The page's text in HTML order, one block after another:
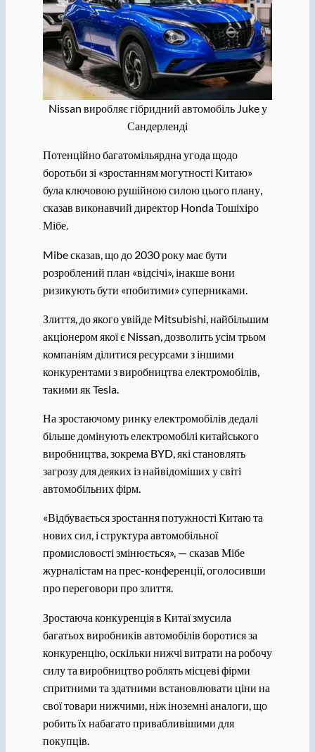
Nissan виробляє гібридний автомобіль Juke у
Сандерленді
Потенційно багатомільярдна угода щодо
боротьби зі «зростанням могутності Китаю»
була ключовою рушійною силою цього плану,
сказав виконавчий директор Honda Тошіхіро
Мібе.
Mibe сказав, що до 2030 року має бути
розроблений план «відсічі», інакше вони
ризикують бути «побитими» суперниками.
Злиття, до якого увійде Mitsubishi, найбільшим
акціонером якої є Nissan, дозволить усім трьом
компаніям ділитися ресурсами з іншими
конкурентами з виробництва електромобілів,
такими як Tesla.
На зростаючому ринку електромобілів дедалі
більше домінують електромобілі китайського
виробництва, зокрема BYD, які становлять
загрозу для деяких із найвідоміших у світі
автомобільних фірм.
«Відбувається зростання потужності Китаю та
нових сил, і структура автомобільної
промисловості змінюється», — сказав Мібе
журналістам на прес-конференції, оголосивши
про переговори про злиття.
Зростаюча конкуренція в Китаї змусила
багатьох виробників автомобілів боротися за
конкуренцію, оскільки нижчі витрати на робочу
силу та виробництво роблять місцеві фірми
спритними та здатними встановлювати ціни на
свої товари нижчими, ніж іноземні аналоги, що
робить їх набагато привабливішими для
покупців.